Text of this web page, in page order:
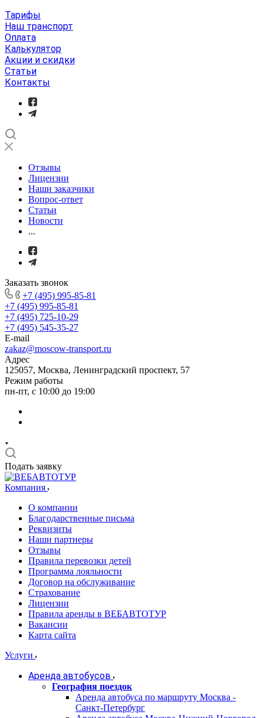
Тарифы
Наш транспорт
Оплата
Калькулятор
Акции и скидки
Статьи
Контакты
Отзывы
Лицензии
Наши заказчики
Вопрос-ответ
Статьи
Новости
...
Заказать звонок
+7 (495) 995-85-81
+7 (495) 995-85-81
+7 (495) 725-10-29
+7 (495) 545-35-27
E-mail
zakaz@moscow-transport.ru
Адрес
125057, Москва, Ленинградский проспект, 57
Режим работы
пн-пт, с 10:00 до 19:00
Подать заявку
Компания
О компании
Благодарственные письма
Реквизиты
Наши партнеры
Отзывы
Правила перевозки детей
Программа лояльности
Договор на обслуживание
Страхование
Лицензии
Правила аренды в ВЕБАВТОТУР
Вакансии
Карта сайта
Услуги
Аренда автобусов
География поездок
Аренда автобуса по маршруту Москва -
Санкт-Петербург